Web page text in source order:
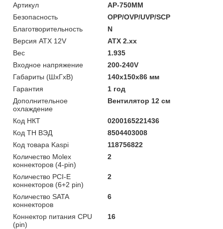
Артикул
AP-750MM
Безопасность
OPP/OVP/UVP/SCP
Благотворительность
N
Версия ATX 12V
ATX 2.xx
Вес
1.935
Входное напряжение
200-240V
Габариты (ШхГхВ)
140x150x86 мм
Гарантия
1 год
Дополнительное
охлаждение
Вентилятор 12 см
Код НКТ
0200165221436
Код ТН ВЭД
8504403008
Код товара Kaspi
118756822
Количество Molex
коннекторов (4-pin)
2
Количество PCI-E
коннекторов (6+2 pin)
2
Количество SATA
коннекторов
6
Коннектор питания CPU
(pin)
16